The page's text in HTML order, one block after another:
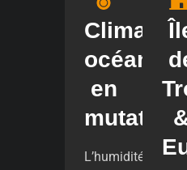
Climat
en
mutation
L’humidité